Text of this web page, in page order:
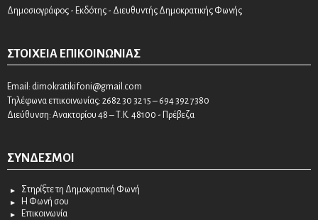
Δημοσιογράφος - Εκδότης - Διευθυντής Δημοκρατικής Φωνής
ΣΤΟΙΧΕΊΑ ΕΠΙΚΟΙΝΩΝΊΑΣ
Email: dimokratikifoni@gmail.com
Τηλέφωνα επικοινωνίας: 2682 30 32 15 – 694 392 7380
Διεύθυνση: Ανακτορίου 48 – Τ.Κ. 48100 - Πρέβεζα
ΣΎΝΔΕΣΜΟΙ
Στηρίξτε τη Δημοκρατική Φωνή
Η Φωνή σου
Επικοινωνία